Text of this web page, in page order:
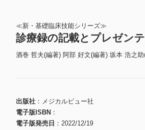
≪新・基礎臨床技能シリーズ≫
診療録の記載とプレゼン
酒巻 哲夫(編著) 阿部 好文(編著) 坂本 浩之
出版社
メジカルビュー社
電子版ISBN
電子版発売日
2022/12/19